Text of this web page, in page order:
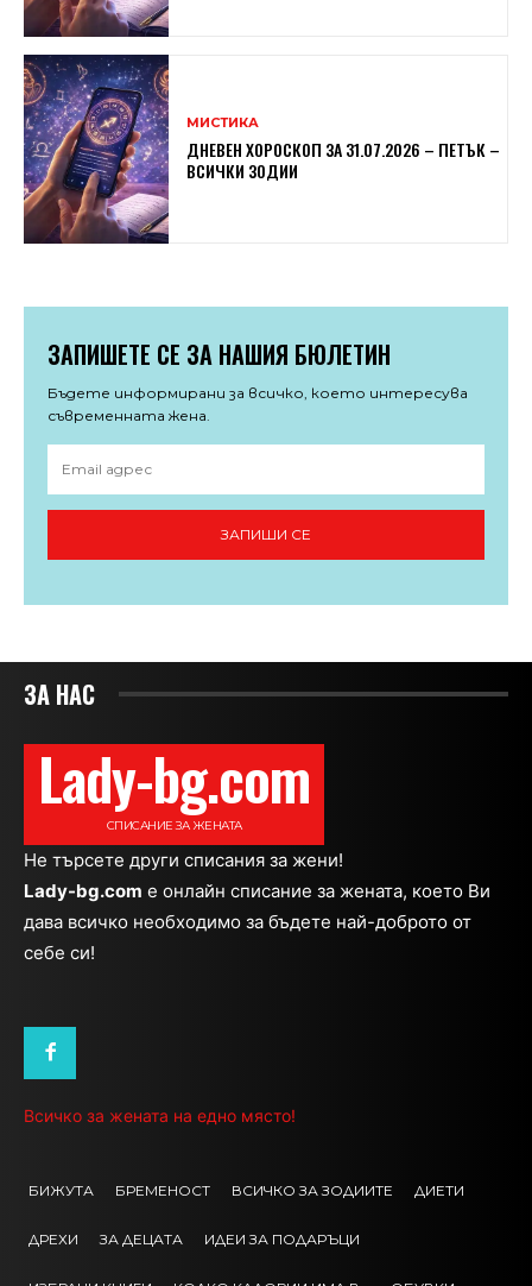
МИСТИКА
ДНЕВЕН ХОРОСКОП ЗА 31.07.2026 – ПЕТЪК –
ВСИЧКИ ЗОДИИ
ЗАПИШЕТЕ СЕ ЗА НАШИЯ БЮЛЕТИН
Бъдете информирани за всичко, което интересува
съвременната жена.
ЗАПИШИ СЕ
ЗА НАС
Lady-bg.com
СПИСАНИЕ ЗА ЖЕНАТА
Не търсете други списания за жени!
Lady-bg.com e онлайн списание за жената, което Ви
дава всичко необходимо за бъдете най-доброто от
себе си!
Всичко за жената на едно място!
БИЖУТА БРЕМЕНОСТ ВСИЧКО ЗА ЗОДИИТЕ ДИЕТИ
ДРЕХИ ЗА ДЕЦАТА ИДЕИ ЗА ПОДАРЪЦИ